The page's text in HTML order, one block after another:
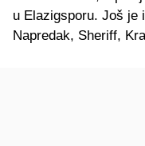
u Elazigsporu. Još je
Napredak, Sheriff,